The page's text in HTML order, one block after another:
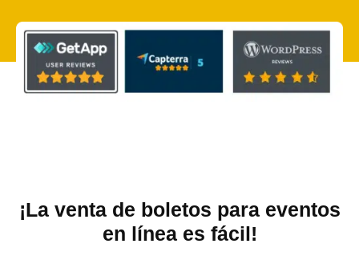
¡La venta de boletos para eventos
en línea es fácil!